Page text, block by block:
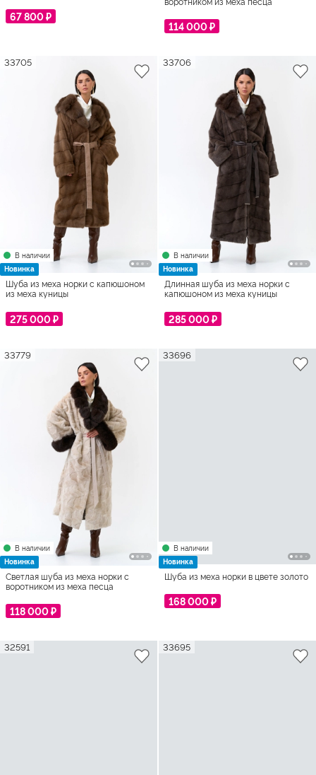
67 800 ₽
114 000 ₽
В наличии
Новинка
33705
Шуба из меха норки с капюшоном
из меха куницы
275 000 ₽
В наличии
Новинка
33706
Длинная шуба из меха норки с
капюшоном из меха куницы
285 000 ₽
В наличии
Новинка
33779
Светлая шуба из меха норки с
воротником из меха песца
118 000 ₽
В наличии
Новинка
33696
Шуба из меха норки в цвете золото
168 000 ₽
32591 33695